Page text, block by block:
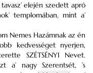
elején szedett apró
templomában, mint a’
Nemes Hazámnak az én
kedvességet nyerjen,
SZÉTSÉNYI Nevet.
a’ nagy Szerentsét, ’s